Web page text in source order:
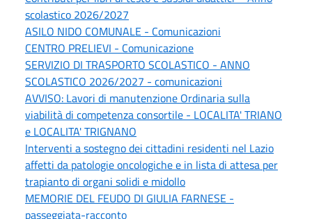
scolastico 2026/2027
ASILO NIDO COMUNALE - Comunicazioni
CENTRO PRELIEVI - Comunicazione
SERVIZIO DI TRASPORTO SCOLASTICO - ANNO
SCOLASTICO 2026/2027 - comunicazioni
AVVISO: Lavori di manutenzione Ordinaria sulla
viabilità di competenza consortile - LOCALITA' TRIANO
e LOCALITA' TRIGNANO
Interventi a sostegno dei cittadini residenti nel Lazio
affetti da patologie oncologiche e in lista di attesa per
trapianto di organi solidi e midollo
MEMORIE DEL FEUDO DI GIULIA FARNESE -
passeggiata-racconto